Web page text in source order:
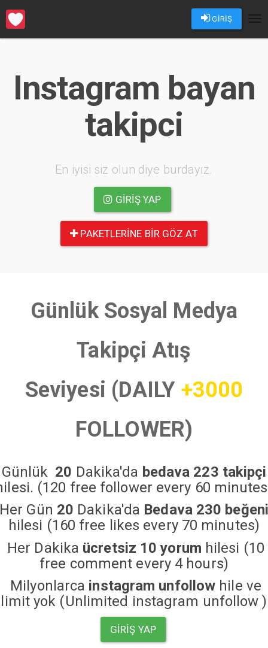
GİRİŞ
Instagram bayan
takipci
En iyisi siz olun diye burdayız.
GIRIŞ YAP
PAKETLERINE BIR GÖZ AT
Günlük Sosyal Medya
Takipçi Atış
Seviyesi (DAILY +3000
FOLLOWER)
Günlük 20 Dakika'da bedava 223 takipçi
(120 free follower every 60
Her Gün 20 Dakika'da Bedava 230 beğeni
hilesi (160 free likes every 70 minutes)
Her Dakika ücretsiz 10 yorum hilesi (10
free comment every 4 hours)
Milyonlarca instagram unfollow hile ve
limit yok (Unlimited instagram unfollow )
GIRIŞ YAP